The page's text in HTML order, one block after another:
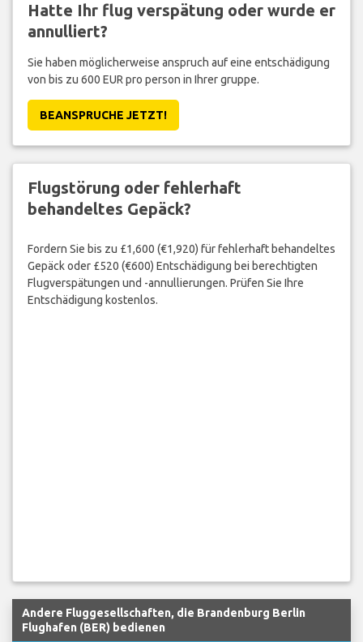
Hatte Ihr flug verspätung oder wurde er
annulliert?
Sie haben möglicherweise anspruch auf eine entschädigung
von bis zu 600 EUR pro person in Ihrer gruppe.
BEANSPRUCHE JETZT!
Flugstörung oder fehlerhaft
behandeltes Gepäck?
Fordern Sie bis zu £1,600 (€1,920) für fehlerhaft behandeltes
Gepäck oder £520 (€600) Entschädigung bei berechtigten
Flugverspätungen und -annullierungen. Prüfen Sie Ihre
Entschädigung kostenlos.
Andere Fluggesellschaften, die Brandenburg Berlin
Flughafen (BER) bedienen